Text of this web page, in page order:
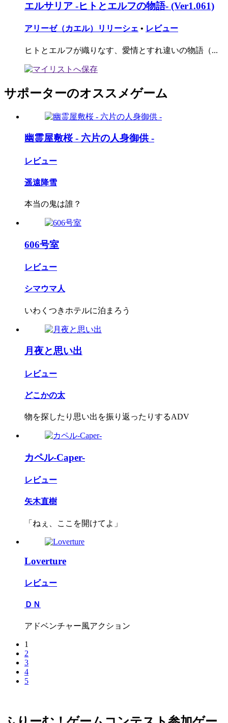
エルサリア -ヒトとエルフの物語- (Ver1.061)
アリーゼ（カエル）リリーシェ • レビュー
ヒトとエルフが織りなす、愛情とすれ違いの物語（...
サポーターのオススメゲーム
幽霊屋敷桜 - 六片の人身御供 -
レビュー
遥遠降雪
本当の鬼は誰？
606号室
レビュー
シマウマ人
いわくつきホテルに泊まろう
月夜と思い出
レビュー
どこかの太
物を探したり思い出を振り返ったりするADV
カペル-Caper-
レビュー
矢木直樹
「ねぇ、ここを開けてよ」
Loverture
レビュー
ＤＮ
アドベンチャー風アクション
1
2
3
4
5